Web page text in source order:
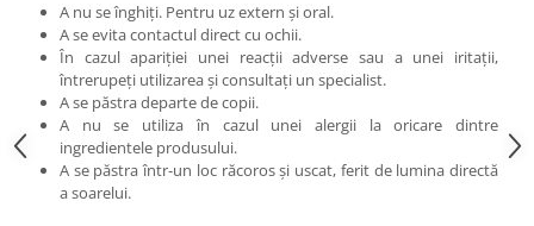
A nu se înghiți. Pentru uz extern și oral.
A se evita contactul direct cu ochii.
În cazul apariției unei reacții adverse sau a unei iritații,
întrerupeți utilizarea și consultați un specialist.
A se păstra departe de copii.
A nu se utiliza în cazul unei alergii la oricare dintre
ingredientele produsului.
A se păstra într-un loc răcoros și uscat, ferit de lumina directă
a soarelui.